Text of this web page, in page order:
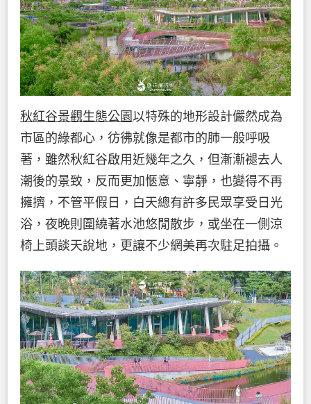
秋紅谷景觀生態公園以特殊的地形設計儼然成為
市區的綠都心，彷彿就像是都市的肺一般呼吸
著，雖然秋紅谷啟用近幾年之久，但漸漸褪去人
潮後的景致，反而更加愜意、寧靜，也變得不再
擁擠，不管平假日，白天總有許多民眾享受日光
浴，夜晚則圍繞著水池悠閒散步，或坐在一側涼
椅上頭談天說地，更讓不少網美再次駐足拍攝。